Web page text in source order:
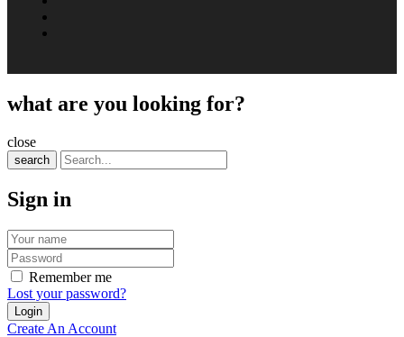
what are you looking for?
close
search
Sign in
Remember me
Lost your password?
Create An Account